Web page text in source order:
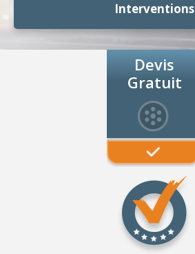
Interventions
Devis
Gratuit